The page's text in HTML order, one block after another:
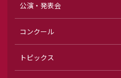
公演・発表会
コンクール
トピックス